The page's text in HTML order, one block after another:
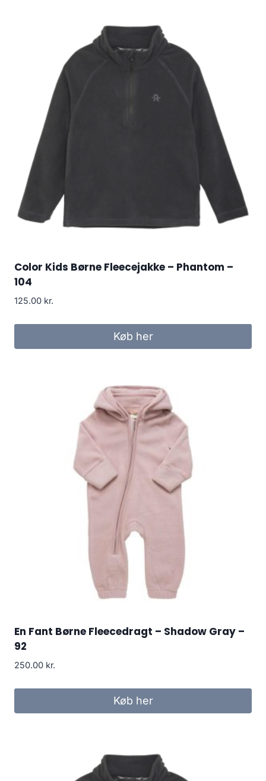
Color Kids Børne Fleecejakke – Phantom –
104
125.00 kr.
Køb her
En Fant Børne Fleecedragt – Shadow Gray –
92
250.00 kr.
Køb her